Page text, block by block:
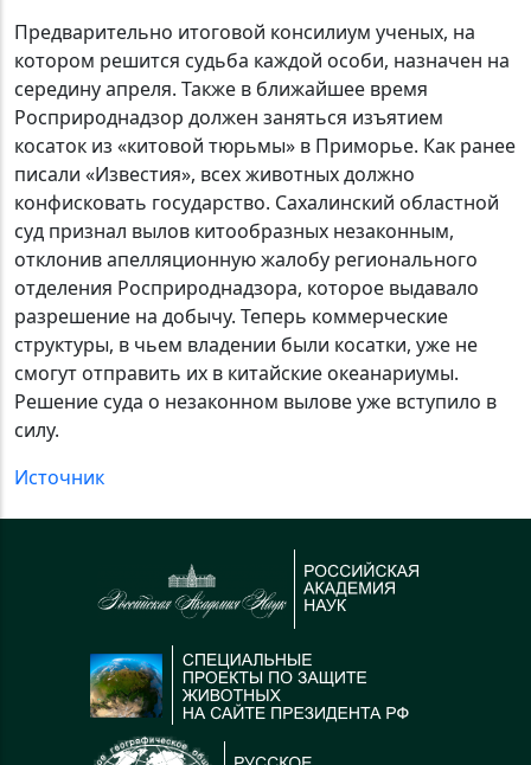
Предварительно итоговой консилиум ученых, на
котором решится судьба каждой особи, назначен на
середину апреля. Также в ближайшее время
Росприроднадзор должен заняться изъятием
косаток из «китовой тюрьмы» в Приморье. Как ранее
писали «Известия», всех животных должно
конфисковать государство. Сахалинский областной
суд признал вылов китообразных незаконным,
отклонив апелляционную жалобу регионального
отделения Росприроднадзора, которое выдавало
разрешение на добычу. Теперь коммерческие
структуры, в чьем владении были косатки, уже не
смогут отправить их в китайские океанариумы.
Решение суда о незаконном вылове уже вступило в
силу.
Источник